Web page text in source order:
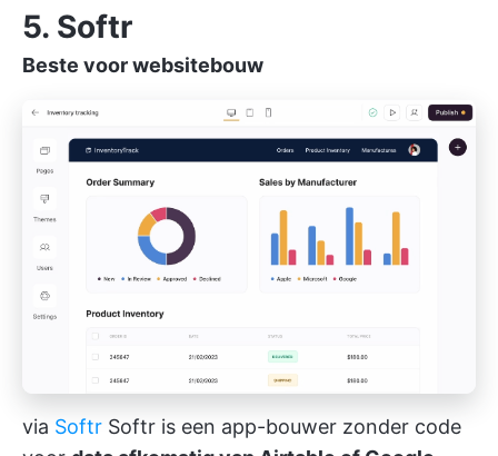
5. Softr
Beste voor websitebouw
via Softr Softr is een app-bouwer zonder code